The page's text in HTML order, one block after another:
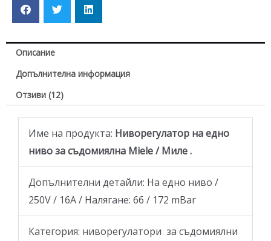
Описание
Допълнителна информация
Отзиви (12)
Име на продукта: Ниворегулатор на едно
ниво за съдомиялна Miele / Миле .
Допълнителни детайли: На едно ниво /
250V / 16A / Налягане: 66 / 172 mBar
Категория: ниворегулатори за съдомиялни